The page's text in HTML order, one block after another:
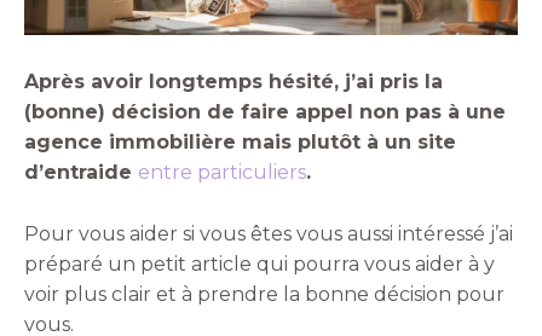
Après avoir longtemps hésité, j’ai pris la
(bonne) décision de faire appel non pas à une
agence immobilière mais plutôt à un site
d’entraide entre particuliers.
Pour vous aider si vous êtes vous aussi intéressé j’ai
préparé un petit article qui pourra vous aider à y
voir plus clair et à prendre la bonne décision pour
vous.